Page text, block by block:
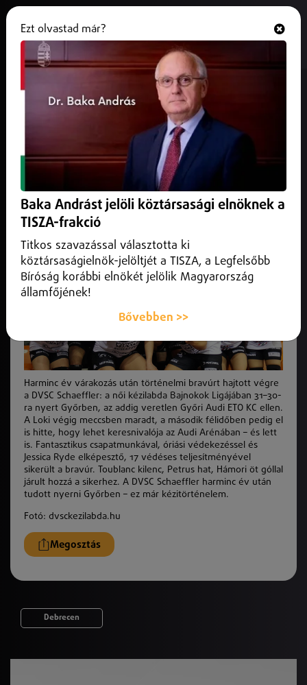
Harminc év után csoda Győrben:
BL-t nyert idegenben a Loki
2026. január 18.Sport
Kézitörténelem született, idegenben szoros küzdelemben
Harminc év várakozás után történelmi bravúrt hajtott végre
a DVSC Schaeffler: a női kézilabda Bajnokok Ligájában 31–30-
ra nyert Győrben, az addig veretlen Győri Audi ETO KC ellen.
A Loki végig meccsben maradt, a második félidőben pedig el
is hitte, hogy lehet keresnivalója az Audi Arénában – és lett
is. Fantasztikus csapatmunkával, óriási védekezéssel és
Jessica Ryde elképesztő, 17 védéses teljesítményével
sikerült a bravúr. Toublanc kilenc, Petrus hat, Hámori öt góllal
járult hozzá a sikerhez. A DVSC Schaeffler harminc év után
tudott nyerni Győrben – ez már kézitörténelem.
Fotó: dvsckezilabda.hu
Megosztás
Debrecen
Ezt olvastad már?
Baka Andrást jelöli köztársasági elnöknek a
TISZA-frakció
Titkos szavazással választotta ki
köztársaságielnök-jelöltjét a TISZA, a Legfelsőbb
Bíróság korábbi elnökét jelölik Magyarország
államfőjének!
Bővebben >>